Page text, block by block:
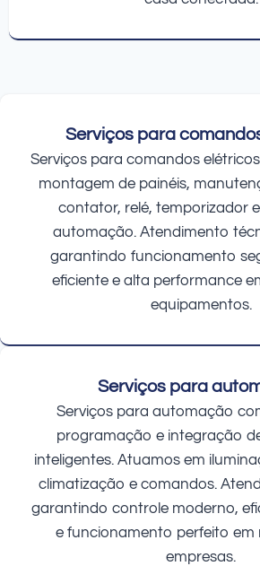
Serviços para
Serviços para comandos
montagem de painéis,
contator, relé, temporizador
automação. Atendimento
garantindo funcionamento
eficiente e alta performance
equipamentos.
Serviços para
Serviços para automação
programação e integração
inteligentes. Atuamos em
climatização e comandos.
garantindo controle moderno,
e funcionamento perfeito em
empresas.